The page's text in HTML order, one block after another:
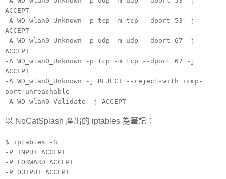
ACCEPT
-A WD_wlan0_Unknown -p tcp -m tcp --dport 53 -j
ACCEPT
-A WD_wlan0_Unknown -p udp -m udp --dport 67 -j
ACCEPT
-A WD_wlan0_Unknown -p tcp -m tcp --dport 67 -j
ACCEPT
-A WD_wlan0_Unknown -j REJECT --reject-with icmp-
port-unreachable
-A WD_wlan0_Validate -j ACCEPT
以 NoCatSplash 產出的 iptables 為筆記：
$ iptables -S
-P INPUT ACCEPT
-P FORWARD ACCEPT
-P OUTPUT ACCEPT